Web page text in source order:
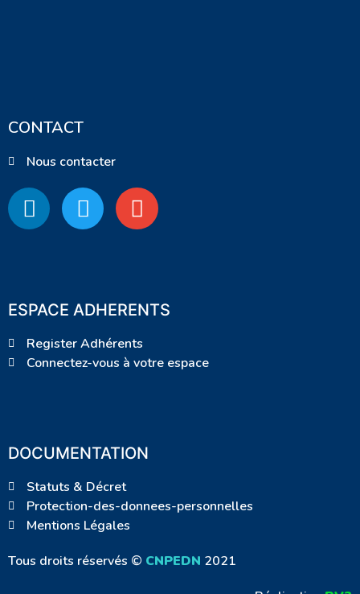
CONTACT
Nous contacter
ESPACE ADHERENTS
Register Adhérents
Connectez-vous à votre espace
DOCUMENTATION
Statuts & Décret
Protection-des-donnees-personnelles
Mentions Légales
Tous droits réservés © CNPEDN 2021